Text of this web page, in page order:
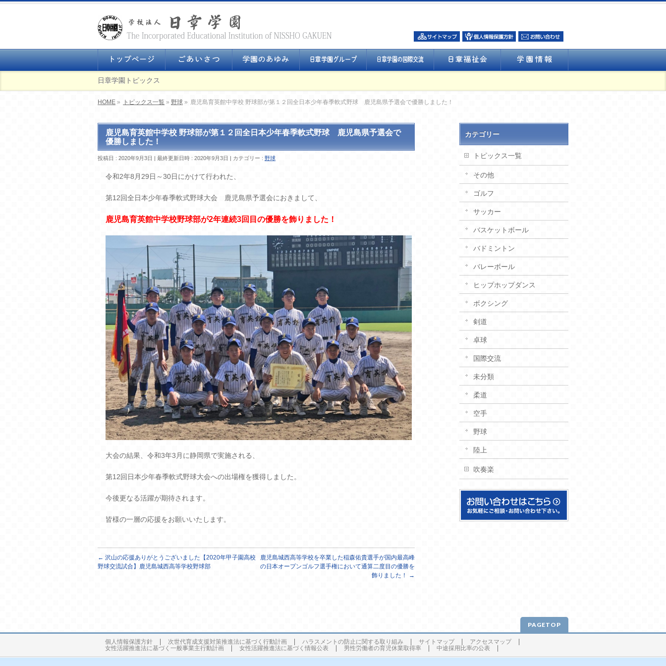
日章学園トピックス
HOME » トピックス一覧 » 野球 » 鹿児島育英館中学校 野球部が第１２回全日本少年春季軟式野球 鹿児島県予選会で優勝しました！
鹿児島育英館中学校 野球部が第１２回全日本少年春季軟式野球 鹿児島県予選会で
優勝しました！
投稿日 : 2020年9月3日 最終更新日時 : 2020年9月3日 カテゴリー : 野球
令和2年8月29日～30日にかけて行われた、
第12回全日本少年春季軟式野球大会 鹿児島県予選会におきまして、
鹿児島育英館中学校野球部が2年連続3回目の優勝を飾りました！
大会の結果、令和3年3月に静岡県で実施される、
第12回日本少年春季軟式野球大会への出場権を獲得しました。
今後更なる活躍が期待されます。
皆様の一層の応援をお願いいたします。
← 沢山の応援ありがとうございました【2020年甲子園高校
野球交流試合】鹿児島城西高等学校野球部
鹿児島城西高等学校を卒業した稲森佑貴選手が国内最高峰
の日本オープンゴルフ選手権において通算二度目の優勝を
飾りました！
→
カテゴリー
トピックス一覧
その他
ゴルフ
サッカー
バスケットボール
バドミントン
バレーボール
ヒップホップダンス
ボクシング
剣道
卓球
国際交流
未分類
柔道
空手
野球
陸上
吹奏楽
PAGETOP
個人情報保護方針 次世代育成支援対策推進法に基づく行動計画 ハラスメントの防止に関する取り組み サイトマップ
アクセスマップ
女性活躍推進法に基づく一般事業主行動計画
女性活躍推進法に基づく情報公表 男性労働者の育児休業取得率 中途採用比率の公表